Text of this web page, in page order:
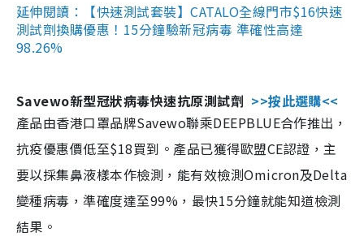
延伸閱讀：【快速測試套裝】CATALO全線門市$16快速
測試劑換購優惠！15分鐘驗新冠病毒 準確性高達
98.26%
Savewo新型冠狀病毒快速抗原測試劑 >>按此選購<<
產品由香港口罩品牌Savewo聯乘DEEPBLUE合作推出，
抗疫優惠價低至$18買到。產品已獲得歐盟CE認證，主
要以採集鼻液樣本作檢測，能有效檢測Omicron及Delta
變種病毒，準確度達至99%，最快15分鐘就能知道檢測
結果。